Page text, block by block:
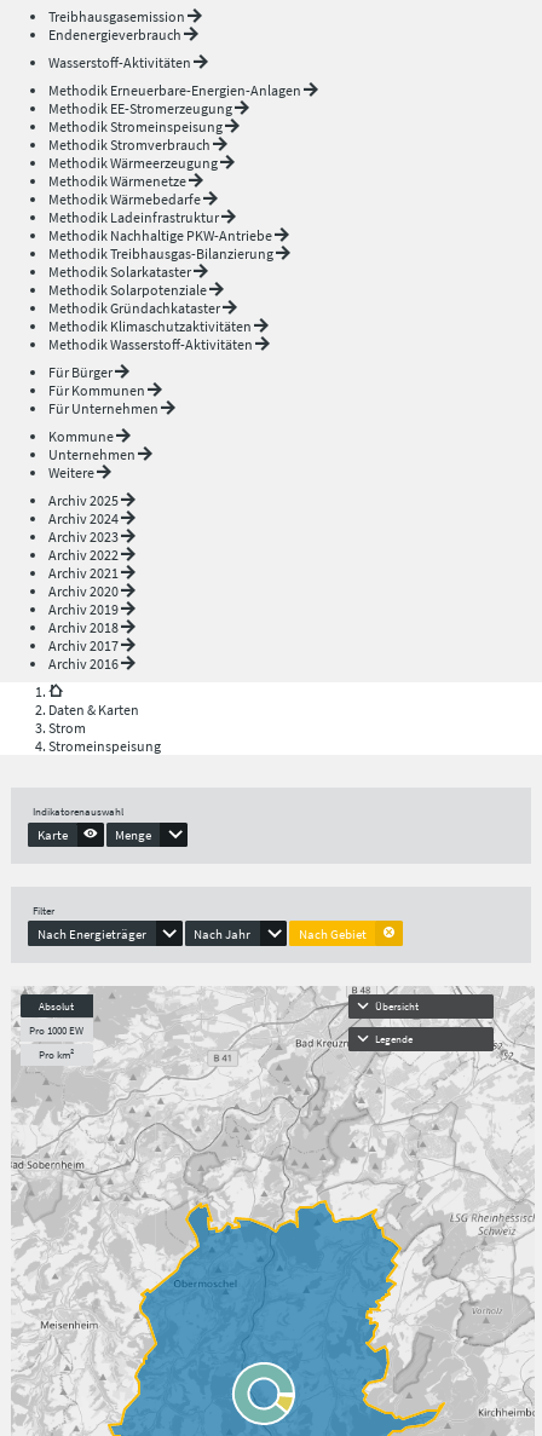
Treibhausgasemission
Endenergieverbrauch
Wasserstoff-Aktivitäten
Methodik Erneuerbare-Energien-Anlagen
Methodik EE-Stromerzeugung
Methodik Stromeinspeisung
Methodik Stromverbrauch
Methodik Wärmeerzeugung
Methodik Wärmenetze
Methodik Wärmebedarfe
Methodik Ladeinfrastruktur
Methodik Nachhaltige PKW-Antriebe
Methodik Treibhausgas-Bilanzierung
Methodik Solarkataster
Methodik Solarpotenziale
Methodik Gründachkataster
Methodik Klimaschutzaktivitäten
Methodik Wasserstoff-Aktivitäten
Für Bürger
Für Kommunen
Für Unternehmen
Kommune
Unternehmen
Weitere
Archiv 2025
Archiv 2024
Archiv 2023
Archiv 2022
Archiv 2021
Archiv 2020
Archiv 2019
Archiv 2018
Archiv 2017
Archiv 2016
Daten & Karten
Strom
Stromeinspeisung
Indikatorenauswahl
Karte Menge
Filter
Nach Energieträger Nach Jahr Nach Gebiet
Absolut
Pro 1000 EW
Pro km²
Übersicht
Legende